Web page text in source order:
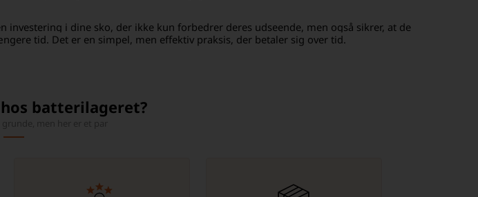
investering i dine sko, der ikke kun forbedrer deres udseende, men også sikrer, at de
tid. Det er en simpel, men effektiv praksis, der betaler sig over tid.
batterilageret?